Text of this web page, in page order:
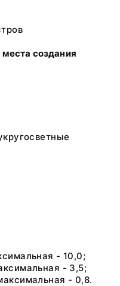
создания
- 10,0;
- 3,5;
- 0,8.